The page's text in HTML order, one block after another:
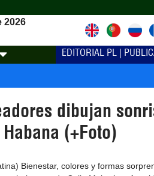
2026
EDITORIAL PL |
dibujan
(+Foto)
Bienestar, colores y formas